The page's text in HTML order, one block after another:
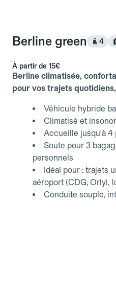
Berline green 4
À partir de 15€
Berline climatisée,
pour vos trajets
Véhicule hybride
Climatisé et
Accueille jusqu'à 4
Soute pour 3
personnels
Idéal pour : trajets
aéroport (CDG, Orly),
Conduite souple,